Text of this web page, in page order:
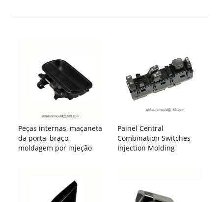
Peças internas, maçaneta
da porta, braço,
moldagem por injeção
Painel Central
Combination Switches
Injection Molding